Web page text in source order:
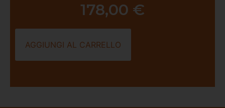
178,00 €
AGGIUNGI AL CARRELLO